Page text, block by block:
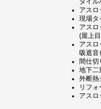
タイル
アスロ
現場タ
アスロ
(屋上
アスロ
吸遮音
間仕切
地下二
外断熱
リフ
アスロ